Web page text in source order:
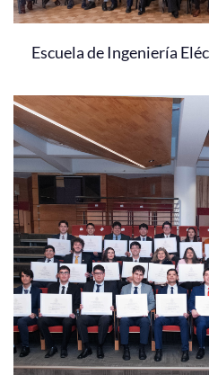
Escuela de Ingeniería